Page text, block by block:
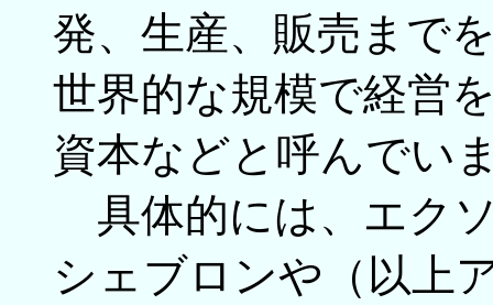
発、生産、販売まで
世界的な規模で経営
資本などと呼んでい
具体的には、エク
シェブロンや（以上